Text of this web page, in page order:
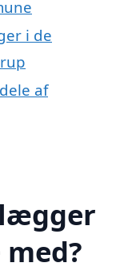
i de
af